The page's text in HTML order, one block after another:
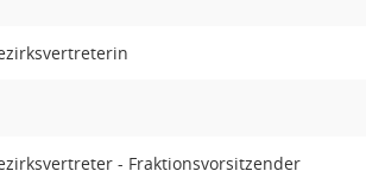
- Fraktionsvorsitzender